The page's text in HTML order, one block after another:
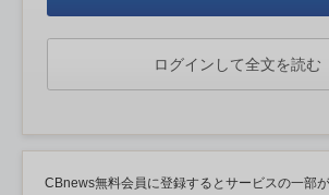
ログインして全文を読む
CBnews無料会員に登録するとサービスの一部